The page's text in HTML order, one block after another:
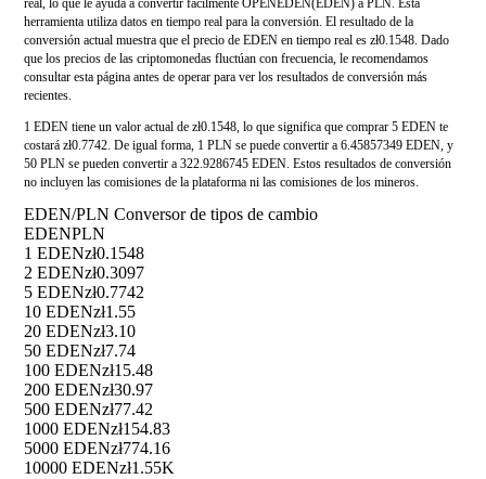
real, lo que le ayuda a convertir fácilmente OPENEDEN(EDEN) a PLN. Esta
herramienta utiliza datos en tiempo real para la conversión. El resultado de la
conversión actual muestra que el precio de EDEN en tiempo real es zł0.1548. Dado
que los precios de las criptomonedas fluctúan con frecuencia, le recomendamos
consultar esta página antes de operar para ver los resultados de conversión más
recientes.
1 EDEN tiene un valor actual de zł0.1548, lo que significa que comprar 5 EDEN te
costará zł0.7742. De igual forma, 1 PLN se puede convertir a 6.45857349 EDEN, y
50 PLN se pueden convertir a 322.9286745 EDEN. Estos resultados de conversión
no incluyen las comisiones de la plataforma ni las comisiones de los mineros.
EDEN/PLN Conversor de tipos de cambio
EDENPLN
1 EDENzł0.1548
2 EDENzł0.3097
5 EDENzł0.7742
10 EDENzł1.55
20 EDENzł3.10
50 EDENzł7.74
100 EDENzł15.48
200 EDENzł30.97
500 EDENzł77.42
1000 EDENzł154.83
5000 EDENzł774.16
10000 EDENzł1.55K